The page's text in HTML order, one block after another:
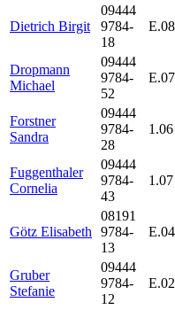
Dietrich Birgit
09444
9784-
18
E.08
Dropmann
Michael
09444
9784-
52
E.07
Forstner
Sandra
09444
9784-
28
1.06
Fuggenthaler
Cornelia
09444
9784-
43
1.07
Götz Elisabeth
08191
9784-
13
E.04
Gruber
Stefanie
09444
9784-
12
E.02